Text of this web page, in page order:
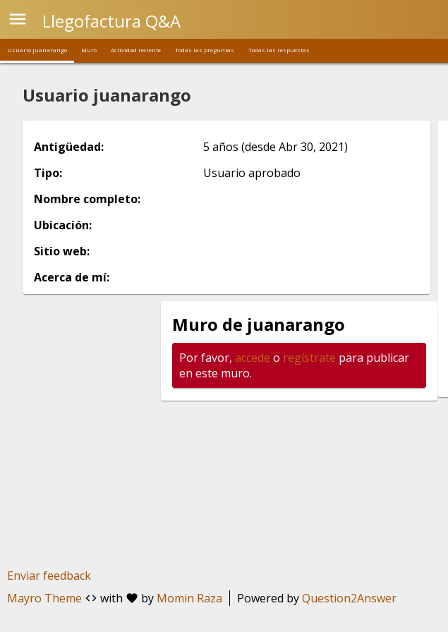
Llegofactura Q&A
menu
Usuario juanarango Muro Actividad reciente Todas las preguntas Todas las respuestas
Usuario juanarango
Antigüedad:
5 años (desde Abr 30, 2021)
Tipo:
Usuario aprobado
Nombre completo:
Ubicación:
Sitio web:
Acerca de mí:
Muro de juanarango
Por favor, accede o regístrate para publicar
en este muro.
Enviar feedback
Mayro Theme code with favorite by Momin Raza Powered byQuestion2Answer